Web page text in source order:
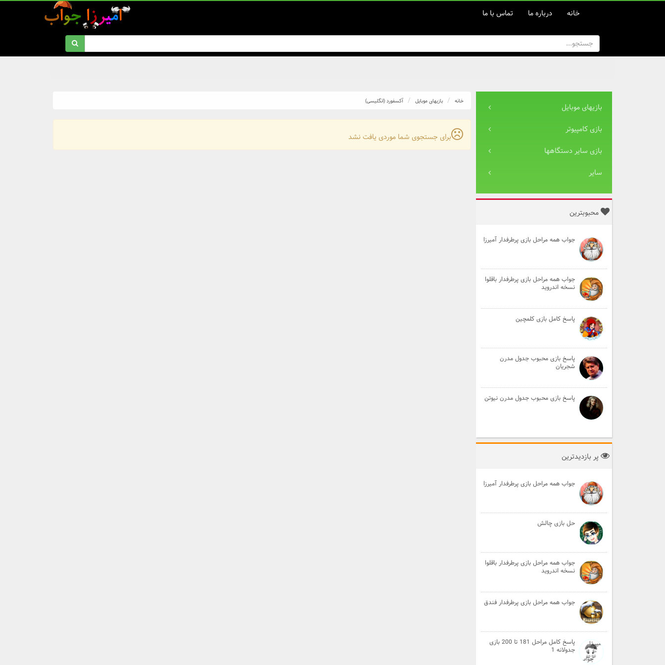
خانه درباره ما تماس با ما
بازیهای موبایل
بازی کامپیوتر
بازی سایر دستگاهها
سایر
محبوبترین
جواب همه مراحل بازی پرطرفدار آمیرزا
جواب همه مراحل بازی پرطرفدار باقلوا
نسخه اندروید
پاسخ کامل بازی کلمچین
پاسخ بازی محبوب جدول مدرن
شجریان
پاسخ بازی محبوب جدول مدرن نیوتن
پر بازدیدترین
جواب همه مراحل بازی پرطرفدار آمیرزا
حل بازی چالش
جواب همه مراحل بازی پرطرفدار باقلوا
نسخه اندروید
جواب همه مراحل بازی پرطرفدار فندق
پاسخ کامل مراحل 181 تا 200 بازی
جدولانه 1
خانه بازیهای موبایل آکسفورد (انگلیسی)
برای جستجوی شما موردی یافت نشد